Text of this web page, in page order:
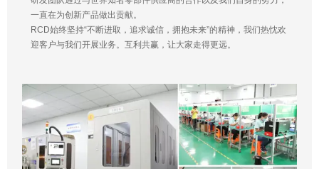
一直在为创新产品做出贡献。
RCD始终坚持“不断进取，追求诚信，拥抱未来”的精神，我们热忱欢
迎客户与我们开展业务。互利共赢，让大家走得更远。